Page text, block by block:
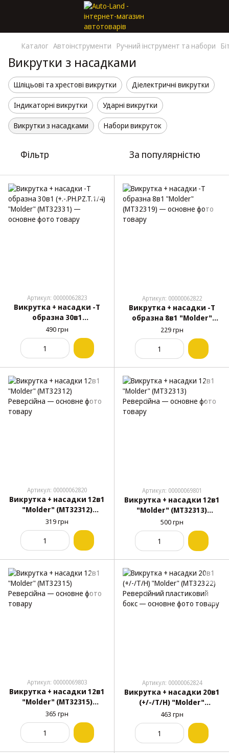
Каталог Автоінструменти Ручний інструмент та набори
Викрутки з насадками
Шліцьові та хрестові викрутки Діелектричні викрутки
Індикаторні викрутки Ударні викрутки
Викрутки з насадками Набори викруток
Фільтр За популярністю
Артикул: 00000062823
Викрутка + насадки -Т
образна 30в1
(+.-.РН.PZ.T.1/4) "Molder"
(МТ32331)
490 грн
Артикул: 00000062822
Викрутка + насадки -Т
образна 8в1 "Molder"
(МТ32319)
229 грн
Артикул: 00000062820
Викрутка + насадки 12в1
"Molder" (МТ32312)
Реверсійна
319 грн
Артикул: 00000069801
Викрутка + насадки 12в1
"Molder" (МТ32313)
Реверсійна
500 грн
Артикул: 00000069803
Викрутка + насадки 12в1
"Molder" (МТ32315)
Реверсійна
365 грн
Артикул: 00000062824
Викрутка + насадки 20в1
(+/-/T/H) "Molder"
(МТ32322) Реверсійний
пластиковий бокс
463 грн